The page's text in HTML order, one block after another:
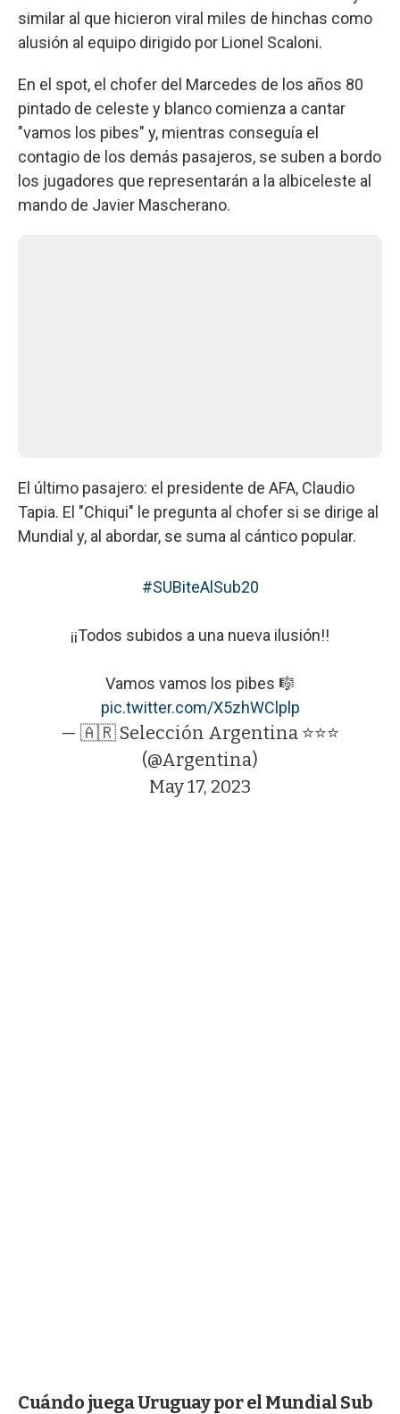
similar al que hicieron viral miles de hinchas como
alusión al equipo dirigido por Lionel Scaloni.
En el spot, el chofer del Marcedes de los años 80
pintado de celeste y blanco comienza a cantar
"vamos los pibes" y, mientras conseguía el
contagio de los demás pasajeros, se suben a bordo
los jugadores que representarán a la albiceleste al
mando de Javier Mascherano.
El último pasajero: el presidente de AFA, Claudio
Tapia. El "Chiqui" le pregunta al chofer si se dirige al
Mundial y, al abordar, se suma al cántico popular.
#SUBiteAlSub20
¡¡Todos subidos a una nueva ilusión!!
Vamos vamos los pibes 🎼
pic.twitter.com/X5zhWClplp
— 🇦🇷 Selección Argentina ⭐⭐⭐
(@Argentina)
May 17, 2023
Cuándo juega Uruguay por el Mundial Sub